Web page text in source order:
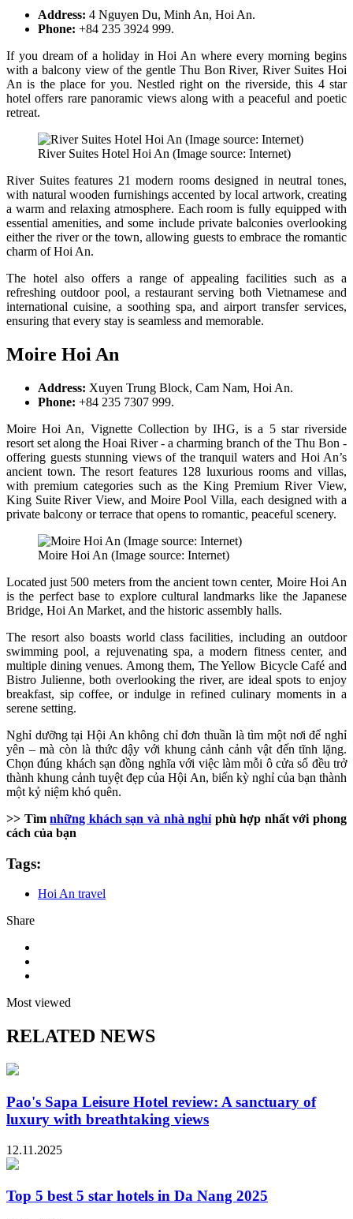
Address: 4 Nguyen Du, Minh An, Hoi An.
Phone: +84 235 3924 999.
If you dream of a holiday in Hoi An where every morning begins
with a balcony view of the gentle Thu Bon River, River Suites Hoi
An is the place for you. Nestled right on the riverside, this 4 star
hotel offers rare panoramic views along with a peaceful and poetic
retreat.
River Suites Hotel Hoi An (Image source: Internet)
River Suites features 21 modern rooms designed in neutral tones,
with natural wooden furnishings accented by local artwork, creating
a warm and relaxing atmosphere. Each room is fully equipped with
essential amenities, and some include private balconies overlooking
either the river or the town, allowing guests to embrace the romantic
charm of Hoi An.
The hotel also offers a range of appealing facilities such as a
refreshing outdoor pool, a restaurant serving both Vietnamese and
international cuisine, a soothing spa, and airport transfer services,
ensuring that every stay is seamless and memorable.
Moire Hoi An
Address: Xuyen Trung Block, Cam Nam, Hoi An.
Phone: +84 235 7307 999.
Moire Hoi An, Vignette Collection by IHG, is a 5 star riverside
resort set along the Hoai River - a charming branch of the Thu Bon -
offering guests stunning views of the tranquil waters and Hoi An’s
ancient town. The resort features 128 luxurious rooms and villas,
with premium categories such as the King Premium River View,
King Suite River View, and Moire Pool Villa, each designed with a
private balcony or terrace that opens to romantic, peaceful scenery.
Moire Hoi An (Image source: Internet)
Located just 500 meters from the ancient town center, Moire Hoi An
is the perfect base to explore cultural landmarks like the Japanese
Bridge, Hoi An Market, and the historic assembly halls.
The resort also boasts world class facilities, including an outdoor
swimming pool, a rejuvenating spa, a modern fitness center, and
multiple dining venues. Among them, The Yellow Bicycle Café and
Bistro Julienne, both overlooking the river, are ideal spots to enjoy
breakfast, sip coffee, or indulge in refined culinary moments in a
serene setting.
Nghỉ dưỡng tại Hội An không chỉ đơn thuần là tìm một nơi để nghỉ
yên – mà còn là thức dậy với khung cảnh cảnh vật đến tĩnh lặng.
Chọn đúng khách sạn đồng nghĩa với việc làm mỗi ô cửa sổ đều trở
thành khung cảnh tuyệt đẹp của Hội An, biến kỳ nghỉ của bạn thành
một kỷ niệm khó quên.
>> Tìmnhững khách sạn và nhà nghỉ phù hợp nhất với phong
cách của bạn
Tags:
Hoi An travel
Share
Most viewed
RELATED NEWS
Pao's Sapa Leisure Hotel review: A sanctuary of
luxury with breathtaking views
12.11.2025
Top 5 best 5 star hotels in Da Nang 2025